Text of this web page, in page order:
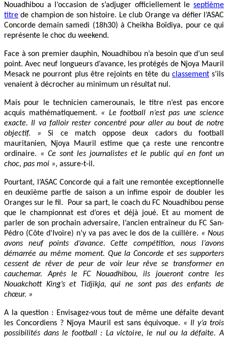
Nouadhibou a l’occasion de s’adjuger officiellement le septième
titre de champion de son histoire. Le club Orange va défier l’ASAC
Concorde demain samedi (18h30) à Cheikha Boïdiya, pour ce qui
représente le choc du weekend.
Face à son premier dauphin, Nouadhibou n’a besoin que d’un seul
point. Avec neuf longueurs d’avance, les protégés de Njoya Mauril
Mesack ne pourront plus être rejoints en tête du classements’ils
venaient à décrocher au minimum un résultat nul.
Mais pour le technicien camerounais, le titre n’est pas encore
acquis mathématiquement. « Le football n’est pas une science
exacte. Il va falloir rester concentré pour aller au bout de notre
objectif. » Si ce match oppose deux cadors du football
mauritanien, Njoya Mauril estime que ça reste une rencontre
ordinaire. « Ce sont les journalistes et le public qui en font un
choc, pas moi », assure-t-il.
Pourtant, l’ASAC Concorde qui a fait une remontée exceptionnelle
en deuxième partie de saison a un infime espoir de doubler les
Oranges sur le fil. Pour sa part, le coach du FC Nouadhibou pense
que le championnat est d’ores et déjà joué. Et au moment de
parler de son prochain adversaire, l’ancien entraîneur du FC San-
Pédro (Côte d'Ivoire) n’y va pas avec le dos de la cuillère. « Nous
avons neuf points d’avance. Cette compétition, nous l’avons
démarrée au même moment. Que la Concorde et ses supporters
cessent de rêver de peur de voir leur rêve se transformer en
cauchemar. Après le FC Nouadhibou, ils joueront contre les
Nouakchott King’s et Tidjikja, qui ne sont pas des enfants de
chœur. »
A la question : Envisagez-vous tout de même une défaite devant
les Concordiens ? Njoya Mauril est sans équivoque. « Il y’a trois
possibilités dans le football : La victoire, le nul ou la défaite. A